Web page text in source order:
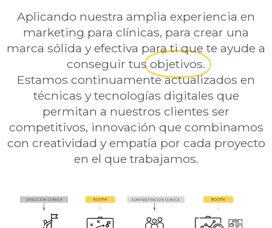
Aplicando nuestra amplia experiencia en
marketing para clínicas, para crear una
marca sólida y efectiva para ti que te ayude a
conseguir tus objetivos.
Estamos continuamente actualizados en
técnicas y tecnologías digitales que
permitan a nuestros clientes ser
competitivos, innovación que combinamos
con creatividad y empatía por cada proyecto
en el que trabajamos.